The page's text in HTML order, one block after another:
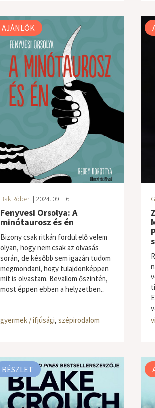
AJÁNLÓK
Bak Róbert| 2024. 09. 16.
Fenyvesi Orsolya: A
minótaurosz és én
Bizony csak ritkán fordul elő velem
olyan, hogy nem csak az olvasás
során, de később sem igazán tudom
megmondani, hogy tulajdonképpen
mit is olvastam. Bevallom őszintén,
most éppen ebben a helyzetben...
gyermek / ifjúsági, szépirodalom
RÉSZLET